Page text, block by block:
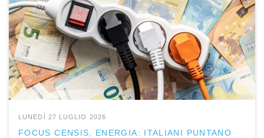
LUNEDÌ 27 LUGLIO 2026
FOCUS CENSIS, ENERGIA: ITALIANI PUNTANO